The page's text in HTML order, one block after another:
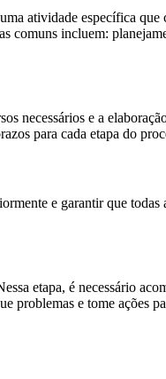
atividade específica
comuns incluem:
necessários e a
para cada etapa do
e garantir que todas
etapa, é necessário
e tome ações